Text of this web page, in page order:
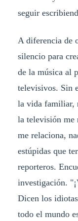
seguir
A diferencia de
silencio para
de la música al
televisivos. Sin
la vida familiar,
la televisión me
me relaciona,
estúpidas que
reporteros.
investigación.
Dicen los
todo el mundo